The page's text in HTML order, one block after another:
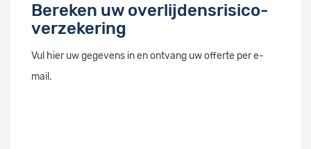
Bereken uw overlijdensrisico-
verzekering
Vul hier uw gegevens in en ontvang uw offerte per e-
mail.